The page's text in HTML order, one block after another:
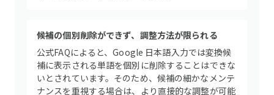
候補の個別削除ができず、調整方法が限られる
公式FAQによると、Google 日本語入力では変換候
補に表示される単語を個別に削除することはできな
いとされています。そのため、候補の細かなメンテ
ナンスを重視する場合は、より直接的な調整が可能